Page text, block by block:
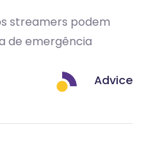
streamers podem
de emergência
Advice